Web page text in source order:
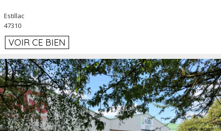
Estillac
47310
VOIR CE BIEN